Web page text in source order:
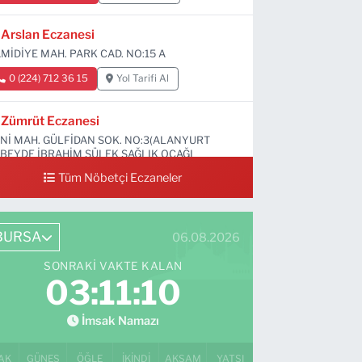
Arslan Eczanesi
MAH. PARK CAD. NO:15 A
0 (224) 712 36 15 Yol Tarifi Al
Zümrüt Eczanesi
MAH. GÜLFİDAN SOK. NO:3(ALANYURT
İBRAHİM SÜLEK SAĞLIK OCAĞI
Tüm Nöbetçi Eczaneler
06.08.2026
SONRAKI VAKTE KALAN
03:11:09
İmsak Namazı
GÜNEŞ ÖĞLE İKINDI AKŞAM YATSI